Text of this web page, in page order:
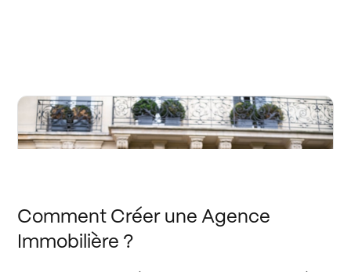
Comment Créer une Agence
Immobilière ?